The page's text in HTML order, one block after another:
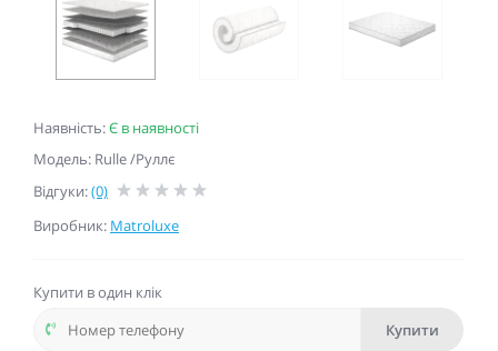
Наявність:Є в наявності
Модель: Rulle /Руллє
Відгуки:(0)
Виробник: Matroluxe
Купити в один клік
Купити